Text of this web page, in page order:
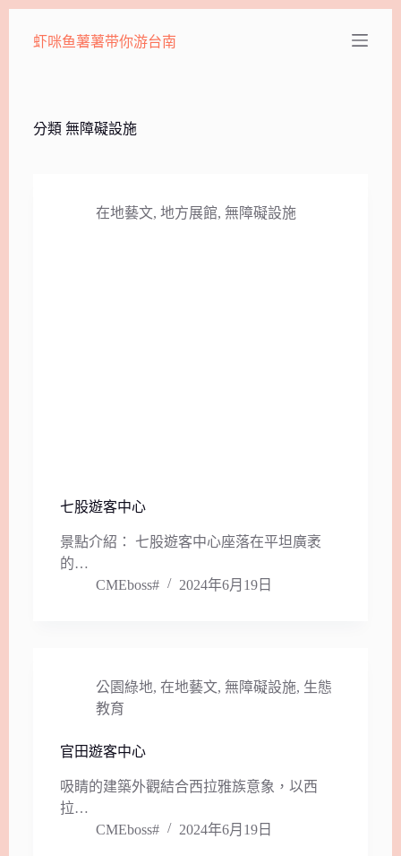
虾咪鱼薯薯带你游台南
分類 無障礙設施
在地藝文, 地方展館, 無障礙設施
七股遊客中心
景點介紹： 七股遊客中心座落在平坦廣袤
的…
CMEboss#
2024年6月19日
公園綠地, 在地藝文, 無障礙設施, 生態
教育
官田遊客中心
吸睛的建築外觀結合西拉雅族意象，以西
拉…
CMEboss#
2024年6月19日